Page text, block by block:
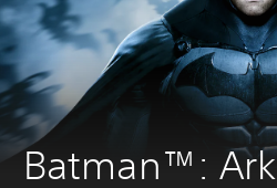
Batman™: